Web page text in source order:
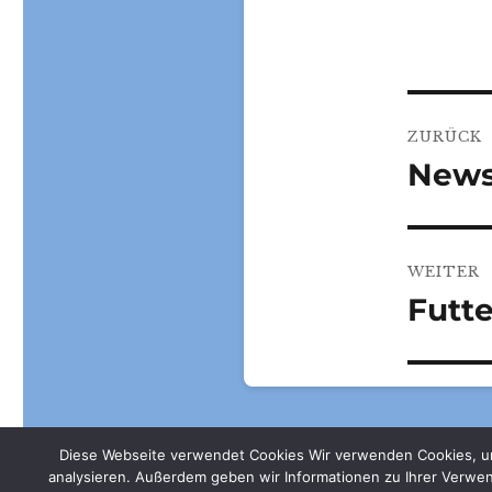
ZURÜCK
WEITER
Nächster
Pro Vita Animale e.V.
Diese Webseite verwendet Cookies Wir verwenden
analysieren. Außerdem geben wir Informationen zu Ihrer